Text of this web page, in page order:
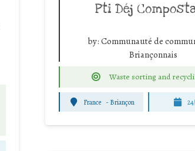
Pti Déj
by: Communauté de
Briançonnais
Waste sorting and
France - Briançon